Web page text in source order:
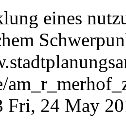
eines
Fri, 24 May